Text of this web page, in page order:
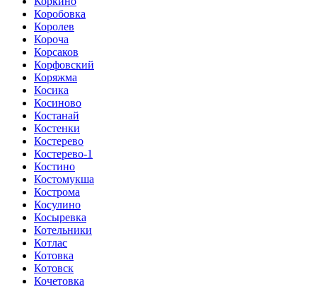
Коробовка
Королев
Короча
Корсаков
Корфовский
Коряжма
Косика
Косиново
Костанай
Костенки
Костерево
Костерево-1
Костино
Костомукша
Кострома
Косулино
Косыревка
Котельники
Котлас
Котовка
Котовск
Кочетовка